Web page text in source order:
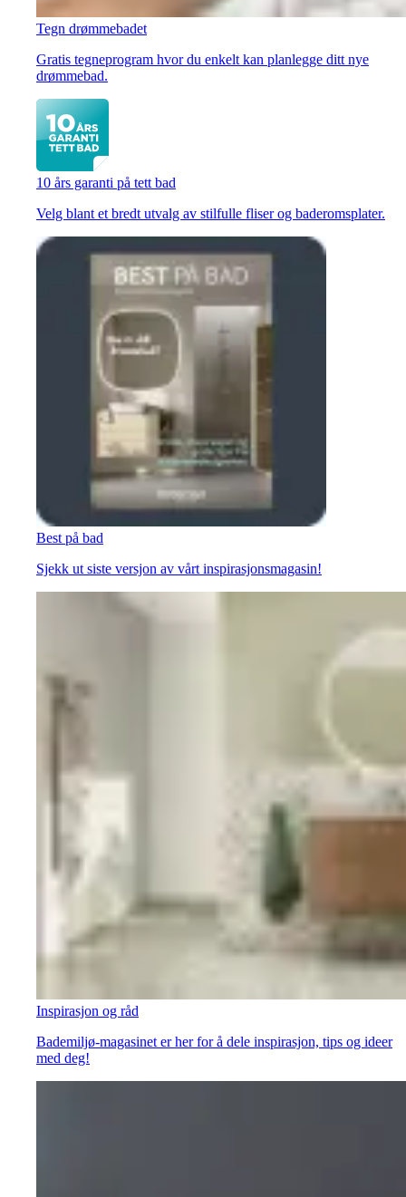
Tegn drømmebadet
Gratis tegneprogram hvor du enkelt kan planlegge ditt nye
drømmebad.
10 års garanti på tett bad
Velg blant et bredt utvalg av stilfulle fliser og baderomsplater.
Best på bad
Sjekk ut siste versjon av vårt inspirasjonsmagasin!
Inspirasjon og råd
Bademiljø-magasinet er her for å dele inspirasjon, tips og ideer
med deg!